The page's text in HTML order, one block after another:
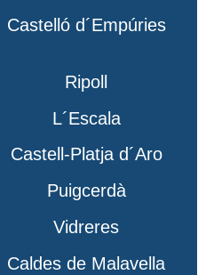
Castelló d´Empúries
Ripoll
L´Escala
Castell-Platja d´Aro
Puigcerdà
Vidreres
Caldes de Malavella